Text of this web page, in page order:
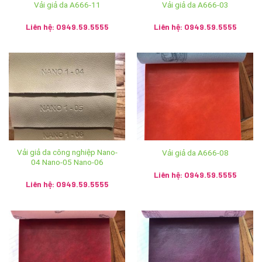
Email :sales.anhvaigiada@gmail.com
Website:https://anhvaigiada.vn/https://anhvaigiada.com.
vn/anhvaigiada.com/anhvaigiada.net/anhsimili.com/ an
hsimili.vn/anhsimili.com.vn/
CÔNG TY TNHH SX TM DV NGỌC HÂN
MST: 0107440229
Trụ Sở Chính: Số 196 ngõ Hoà Bình, tổ 7 phường Cự Khối,
Kiếm, thành phố Hà Nội
Hệ thống Ánh vải giả da trên toàn quốc:
Vải giả da A666-11
Liên hệ: 0949.59.5555
Vải giả da A666-03
Liên hệ: 0949.59.5555
Vải giả da công nghiệp Nano-
04 Nano-05 Nano-06
Liên hệ: 0949.59.5555
Vải giả da A666-08
Liên hệ: 0949.59.5555